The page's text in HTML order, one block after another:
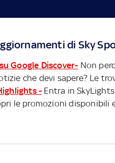
di Sky
Google Discover- Non
che devi sapere? Le
- Entra in
le promozioni disponibili